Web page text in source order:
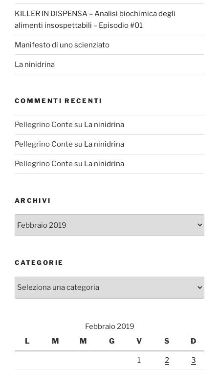
KILLER IN DISPENSA – Analisi biochimica degli
alimenti insospettabili – Episodio #01
Manifesto di uno scienziato
La ninidrina
COMMENTI RECENTI
Pellegrino Conte su La ninidrina
Pellegrino Conte su La ninidrina
Pellegrino Conte su La ninidrina
ARCHIVI
CATEGORIE
Categorie
Febbraio 2019
L
M M G V S D
1 2 3